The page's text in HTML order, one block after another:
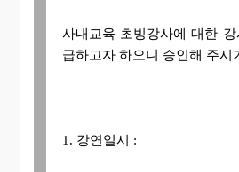
사내교육 초빙강사에 대한 강
급하고자 하오니 승인해 주시
1. 강연일시 :